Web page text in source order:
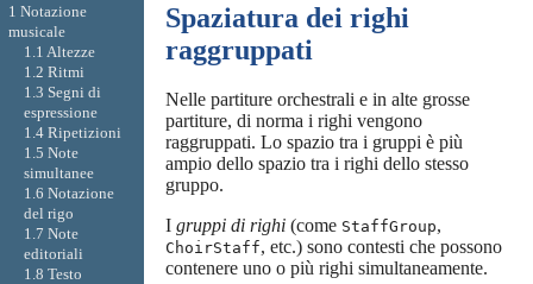
Spaziatura dei righi
raggruppati
Nelle partiture orchestrali e in alte grosse
partiture, di norma i righi vengono
raggruppati. Lo spazio tra i gruppi è più
ampio dello spazio tra i righi dello stesso
gruppo.
I gruppi di righi(come StaffGroup,
ChoirStaff, etc.) sono contesti che possono
contenere uno o più righi simultaneamente.
1 Notazione
musicale
1.1 Altezze
1.2 Ritmi
1.3 Segni di
espressione
1.4 Ripetizioni
1.5 Note
simultanee
1.6 Notazione
del rigo
1.7 Note
editoriali
1.8 Testo